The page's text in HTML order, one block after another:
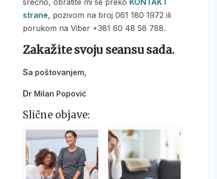
strane, pozivom na broj 061 180 1972 ili
porukom na Viber +381 60 48 58 788.
Zakažite svoju seansu sada.
Sa poštovanjem,
Dr Milan Popović
Slične objave: